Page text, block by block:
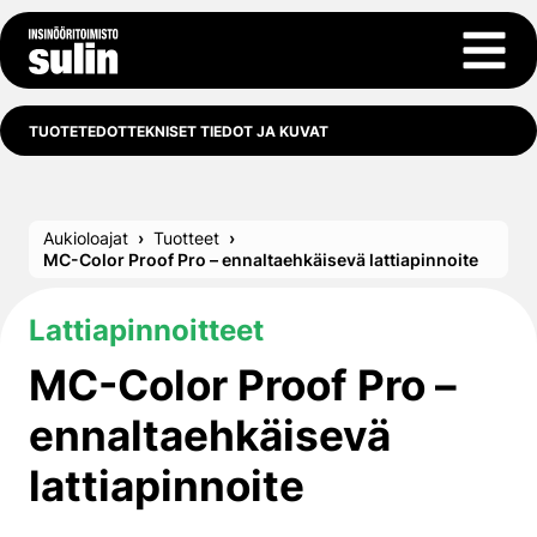
Siirry sisältöön
Avaa
TUOTETEDOTTEKNISET TIEDOT JA KUVAT
Aukioloajat
Tuotteet
MC-Color Proof Pro – ennaltaehkäisevä lattiapinnoite
Lattiapinnoitteet
MC-Color Proof Pro –
ennaltaehkäisevä
lattiapinnoite